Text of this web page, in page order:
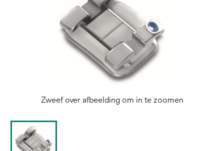
Zweef over afbeelding om in te zoomen